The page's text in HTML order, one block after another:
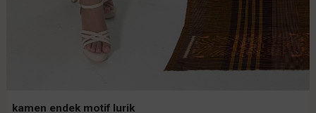
kamen endek motif lurik